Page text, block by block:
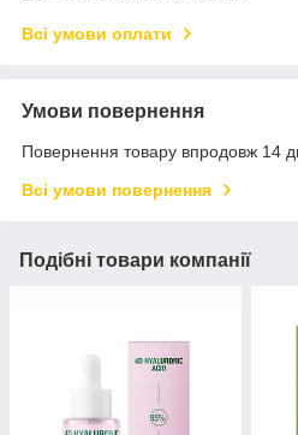
Всі умови оплати
Умови повернення
Повернення товару впродовж 14
Всі умови повернення
Подібні товари компанії